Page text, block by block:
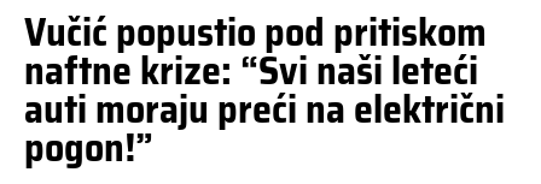
Vučić popustio pod pritiskom
naftne krize: “Svi naši leteći
auti moraju preći na električni
pogon!”